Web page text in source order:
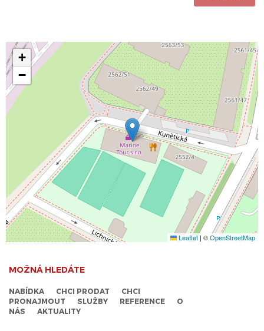
+
−
Leaflet | ©OpenStreetMap
MOŽNÁ HLEDÁTE
NABÍDKA CHCI PRODAT
CHCI
PRONAJMOUT
SLUŽBY REFERENCE
O
NÁS
AKTUALITY